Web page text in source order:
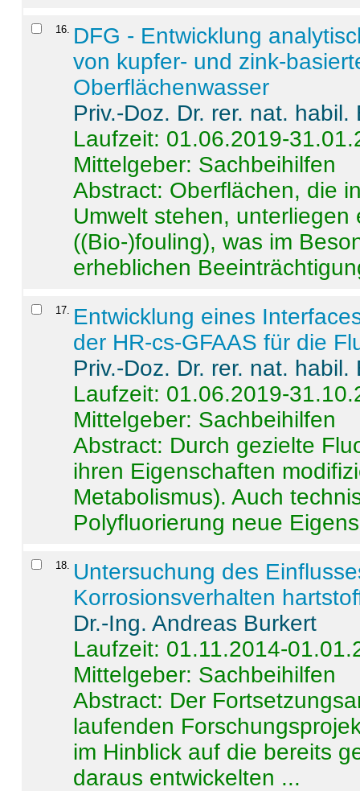
16
DFG - Entwicklung
von kupfer- und zink-
Oberflächenwasser
Priv.-Doz. Dr. rer. nat.
Laufzeit: 01.06.2019-
Mittelgeber: Sachbeihilfen
Abstract: Oberflächen, die
Umwelt stehen,
((Bio-)fouling), was im
erheblichen
17
Entwicklung eines
der HR-cs-GFAAS für die
Priv.-Doz. Dr. rer. nat.
Laufzeit: 01.06.2019-
Mittelgeber: Sachbeihilfen
Abstract: Durch gezielte
ihren Eigenschaften
Metabolismus). Auch
Polyfluorierung neue
18
Untersuchung des
Korrosionsverhalten
Dr.-Ing. Andreas Burkert
Laufzeit: 01.11.2014-
Mittelgeber: Sachbeihilfen
Abstract: Der
laufenden
im Hinblick auf die bereits
daraus entwickelten ...